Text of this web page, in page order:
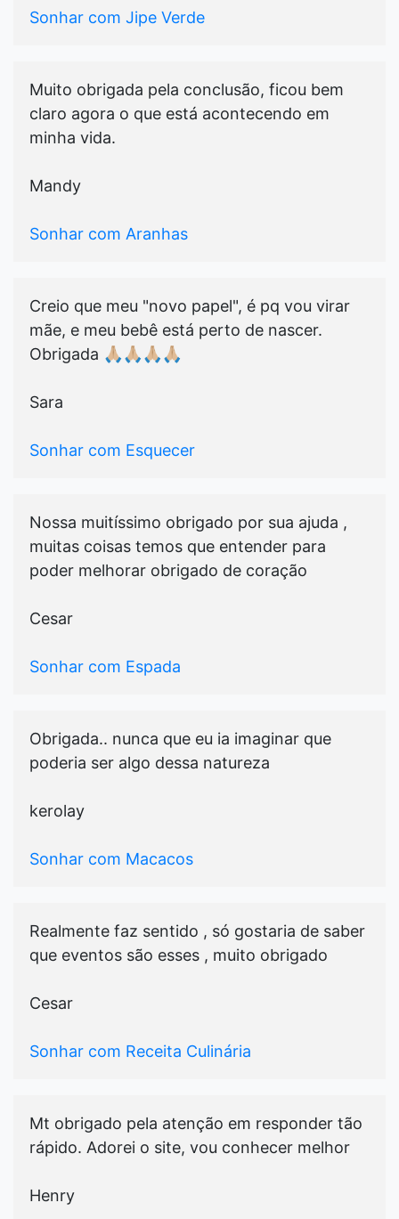
Sonhar com Jipe Verde
Muito obrigada pela conclusão, ficou bem
claro agora o que está acontecendo em
minha vida.
Mandy
Sonhar com Aranhas
Creio que meu "novo papel", é pq vou virar
mãe, e meu bebê está perto de nascer.
Obrigada 🙏🏼🙏🏼🙏🏼🙏🏼
Sara
Sonhar com Esquecer
Nossa muitíssimo obrigado por sua ajuda ,
muitas coisas temos que entender para
poder melhorar obrigado de coração
Cesar
Sonhar com Espada
Obrigada.. nunca que eu ia imaginar que
poderia ser algo dessa natureza
kerolay
Sonhar com Macacos
Realmente faz sentido , só gostaria de saber
que eventos são esses , muito obrigado
Cesar
Sonhar com Receita Culinária
Mt obrigado pela atenção em responder tão
rápido. Adorei o site, vou conhecer melhor
Henry